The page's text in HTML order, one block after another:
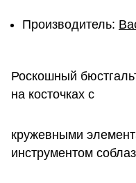
Производитель:
Роскошный
на косточках с
кружевными
инструментом